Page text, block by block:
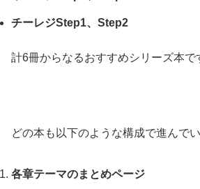
チーレジStep1、Step2
計6冊からなるおすすめシリーズ本で
どの本も以下のような構成で進んでい
各章テーマのまとめページ